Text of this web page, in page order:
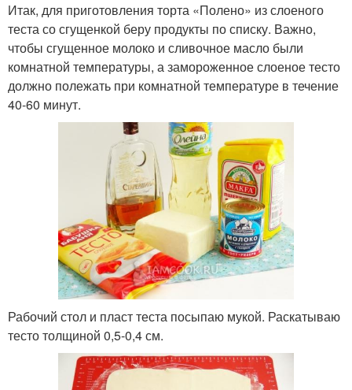
Итак, для приготовления торта «Полено» из слоеного
теста со сгущенкой беру продукты по списку. Важно,
чтобы сгущенное молоко и сливочное масло были
комнатной температуры, а замороженное слоеное тесто
должно полежать при комнатной температуре в течение
40-60 минут.
Рабочий стол и пласт теста посыпаю мукой. Раскатываю
тесто толщиной 0,5-0,4 см.